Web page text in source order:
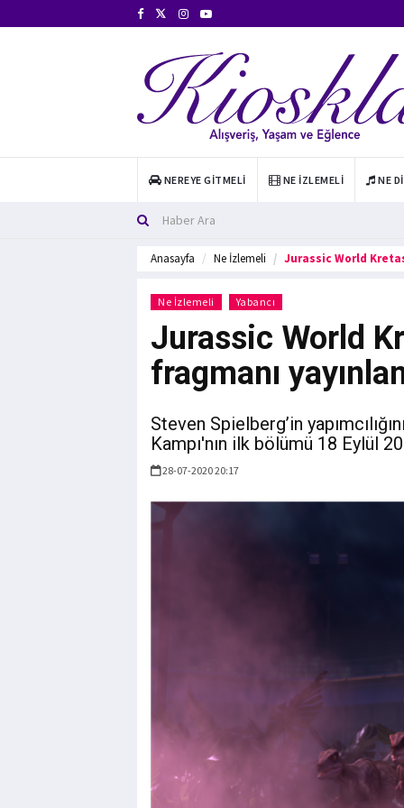
NEREYE GITMELI NE İZLEMELI NE
Anasayfa Ne İzlemeli Jurassic World
Ne İzlemeli Yabancı
Jurassic World
fragmanı
Steven Spielberg’in
Kampı'nın ilk bölümü 18 Eylül
28-07-2020 20:17